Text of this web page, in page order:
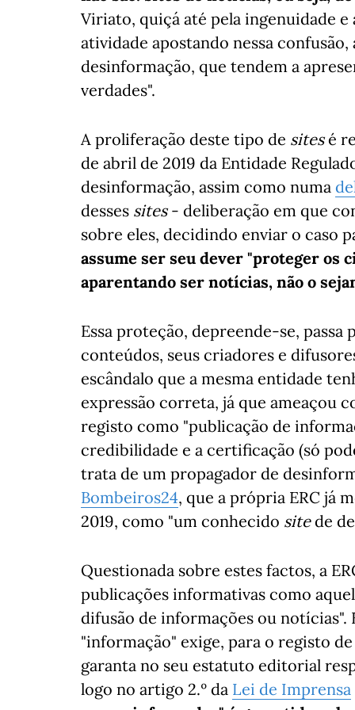
Viriato, quiçá até pela ingenuidade
atividade apostando nessa
desinformação, que tendem a
verdades".
A proliferação deste tipo de sitesé
de abril de 2019 da Entidade
desinformação, assim como numa
desses sites- deliberação em que
sobre eles, decidindo enviar o caso
assume ser seu dever "proteger os
aparentando ser notícias, não o
Essa proteção, depreende-se,
conteúdos, seus criadores e
escândalo que a mesma entidade
expressão correta, já que ameaçou
registo como "publicação de
credibilidade e a certificação (só
trata de um propagador de
Bombeiros24, que a própria ERC já
2019, como "um conhecido sitede
Questionada sobre estes factos, a
publicações informativas como
difusão de informações ou notícias".
"informação" exige, para o registo
garanta no seu estatuto editorial
logo no artigo 2.º da Lei de Imprensa